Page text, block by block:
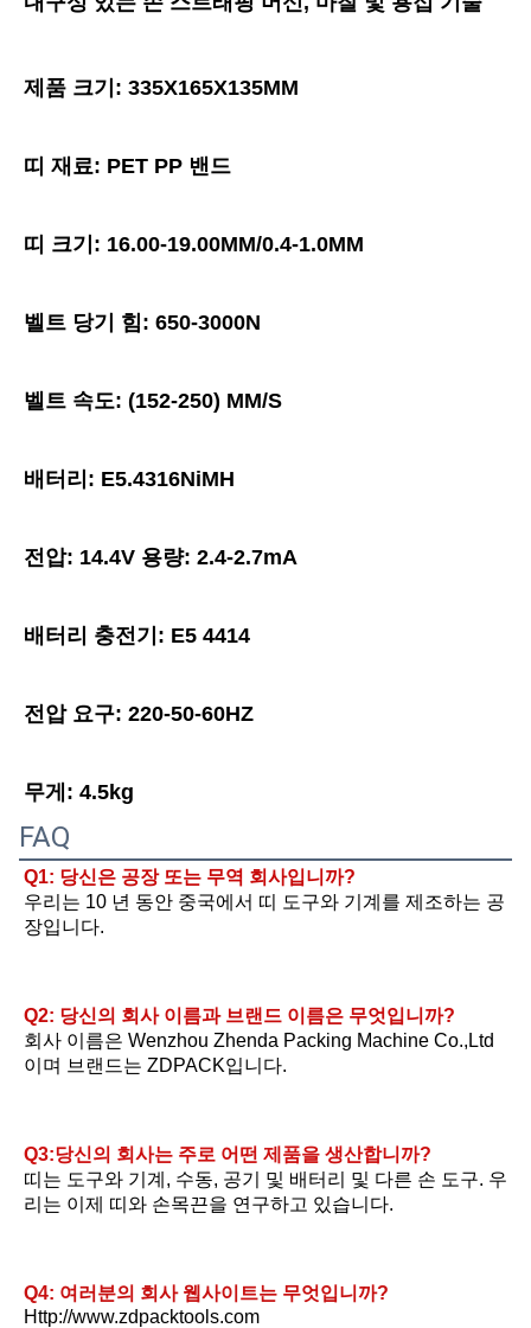
제품 크기: 335X165X135MM
띠 재료: PET PP 밴드
띠 크기: 16.00-19.00MM/0.4-1.0MM
벨트 당기 힘: 650-3000N
벨트 속도: (152-250) MM/S
배터리: E5.4316NiMH
전압: 14.4V 용량: 2.4-2.7mA
배터리 충전기: E5 4414
전압 요구: 220-50-60HZ
무게: 4.5kg
FAQ
Q1: 당신은 공장 또는 무역 회사입니까?
우리는 10 년 동안 중국에서 띠 도구와 기계를 제조하는 공
장입니다.
Q2: 당신의 회사 이름과 브랜드 이름은 무엇입니까?
회사 이름은 Wenzhou Zhenda Packing Machine Co.,Ltd
이며 브랜드는 ZDPACK입니다.
Q3:당신의 회사는 주로 어떤 제품을 생산합니까?
띠는 도구와 기계, 수동, 공기 및 배터리 및 다른 손 도구. 우
리는 이제 띠와 손목끈을 연구하고 있습니다.
Q4: 여러분의 회사 웹사이트는 무엇입니까?
Http://www.zdpacktools.com